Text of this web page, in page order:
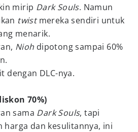
mirip Dark Souls. Namun
twistmereka sendiri untuk
menarik.
Nioh dipotong sampai 60%
dengan DLC-nya.
70%)
sama Dark Souls, tapi
dan kesulitannya, ini